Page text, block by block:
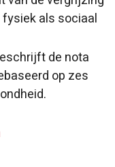
fysiek als sociaal
de nota
op zes